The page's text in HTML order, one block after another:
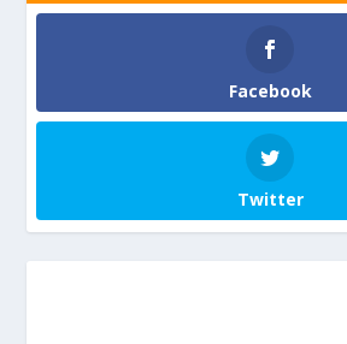
Facebook
Twitter